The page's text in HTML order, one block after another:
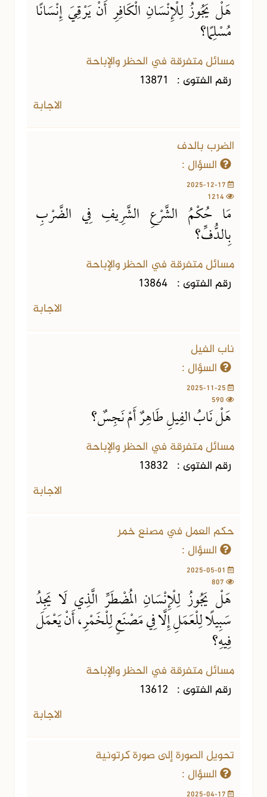
هَلْ يَجُوزُ لِلْإِنْسَانِ الْكَافِرِ أَنْ يَرْقِيَ إِنْسَانًا
مُسْلِمًا؟
مسائل متفرقة في الحظر والإباحة
رقم الفتوى : 13871
الاجابة
الضرب بالدف
السؤال :
مَا حُكْمُ الشَّرْعِ الشَّرِيفِ فِي الضَّرْبِ
بِالدُّفِّ؟
مسائل متفرقة في الحظر والإباحة
رقم الفتوى : 13864
الاجابة
ناب الفيل
السؤال :
هَلْ نَابُ الفِيلِ طَاهِرٌ أَمْ نَجِسٌ؟
مسائل متفرقة في الحظر والإباحة
رقم الفتوى : 13832
الاجابة
حكم العمل في مصنع خمر
السؤال :
هَلْ يَجُوزُ لِلْإِنْسَانِ المُضْطَرِّ الَّذِي لَا يَجِدُ
سَبِيلًا لِلْعَمَلِ إِلَّا فِي مَصْنَعٍ لِلْخَمْرِ، أَنْ يَعْمَلَ
فِيهِ؟
مسائل متفرقة في الحظر والإباحة
رقم الفتوى : 13612
الاجابة
تحويل الصورة إلى صورة كرتونية
السؤال :